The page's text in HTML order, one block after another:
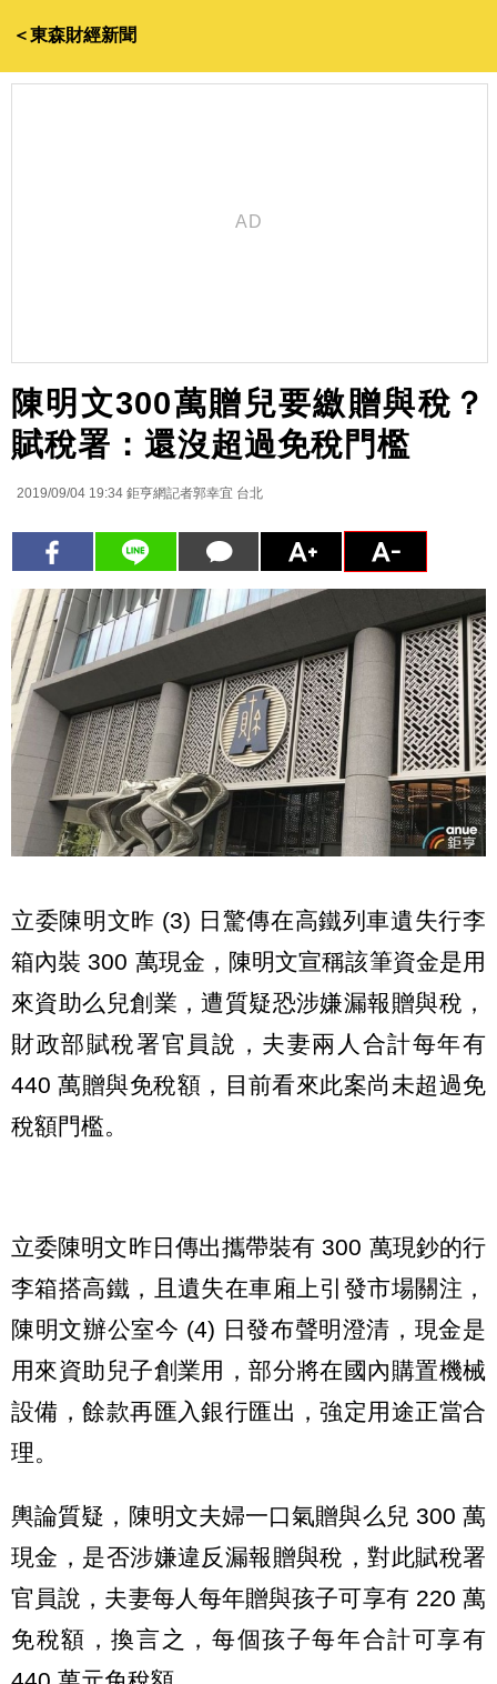
＜東森財經新聞
陳明文300萬贈兒要繳贈與稅？
賦稅署：還沒超過免稅門檻
2019/09/04 19:34 鉅亨網記者郭幸宜 台北
立委陳明文昨 (3) 日驚傳在高鐵列車遺失行李
箱內裝 300 萬現金，陳明文宣稱該筆資金是用
來資助么兒創業，遭質疑恐涉嫌漏報贈與稅，
財政部賦稅署官員說，夫妻兩人合計每年有
440 萬贈與免稅額，目前看來此案尚未超過免
稅額門檻。
立委陳明文昨日傳出攜帶裝有 300 萬現鈔的行
李箱搭高鐵，且遺失在車廂上引發市場關注，
陳明文辦公室今 (4) 日發布聲明澄清，現金是
用來資助兒子創業用，部分將在國內購置機械
設備，餘款再匯入銀行匯出，強定用途正當合
理。
輿論質疑，陳明文夫婦一口氣贈與么兒 300 萬
現金，是否涉嫌違反漏報贈與稅，對此賦稅署
官員說，夫妻每人每年贈與孩子可享有 220 萬
免稅額，換言之，每個孩子每年合計可享有